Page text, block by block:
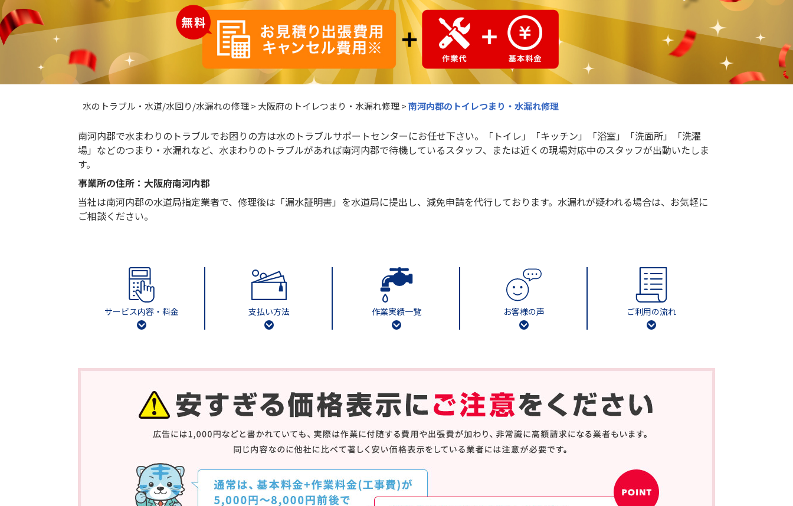
水のトラブル・水道/水回り/水漏れの修理> 大阪府のトイレつまり・水漏れ修理>南河内郡のトイレつまり・水漏れ修理
南河内郡で水まわりのトラブルでお困りの方は水のトラブルサポートセンターにお任せ下さい。「トイレ」「キッチン」「浴室」「洗面所」「洗濯
場」などのつまり・水漏れなど、水まわりのトラブルがあれば南河内郡で待機しているスタッフ、または近くの現場対応中のスタッフが出動いたしま
す。
事業所の住所：大阪府南河内郡
当社は南河内郡の水道局指定業者で、修理後は「漏水証明書」を水道局に提出し、減免申請を代行しております。水漏れが疑われる場合は、お気軽に
ご相談ください。
サービス内容・料金 支払い方法 作業実績一覧 お客様の声 ご利用の流れ